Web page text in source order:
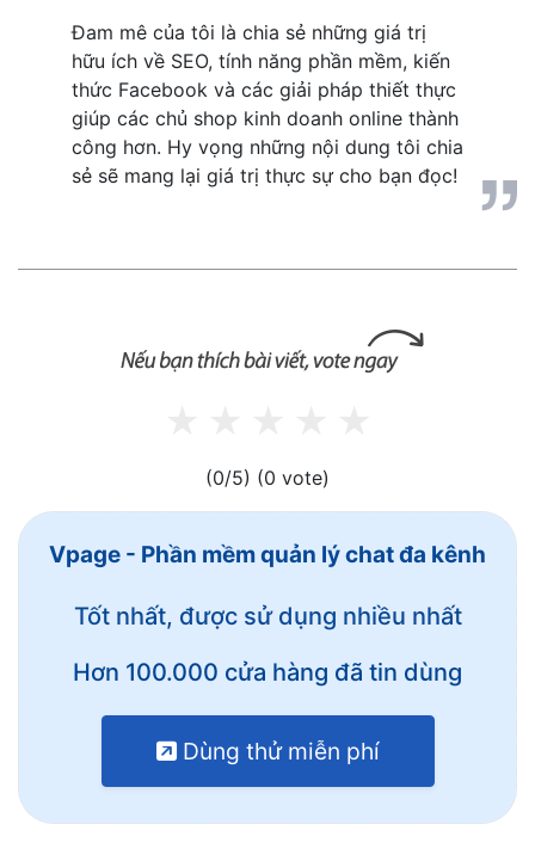
Đam mê của tôi là chia sẻ những giá trị
hữu ích về SEO, tính năng phần mềm, kiến
thức Facebook và các giải pháp thiết thực
giúp các chủ shop kinh doanh online thành
công hơn. Hy vọng những nội dung tôi chia
sẻ sẽ mang lại giá trị thực sự cho bạn đọc!
(0/5) (0 vote)
Vpage - Phần mềm quản lý chat đa kênh
Tốt nhất, được sử dụng nhiều nhất
Hơn 100.000 cửa hàng đã tin dùng
Dùng thử miễn phí